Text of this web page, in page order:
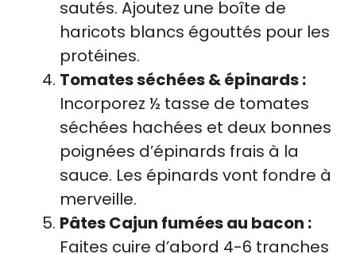
sautés. Ajoutez une boîte de
haricots blancs égouttés pour les
protéines.
Tomates séchées & épinards :
Incorporez ½ tasse de tomates
séchées hachées et deux bonnes
poignées d’épinards frais à la
sauce. Les épinards vont fondre à
merveille.
Pâtes Cajun fumées au bacon :
Faites cuire d’abord 4-6 tranches